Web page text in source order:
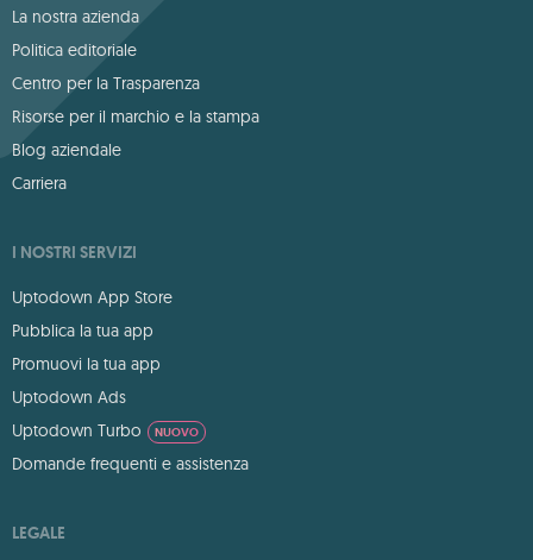
La nostra azienda
Politica editoriale
Centro per la Trasparenza
Risorse per il marchio e la stampa
Blog aziendale
Carriera
I NOSTRI SERVIZI
Uptodown App Store
Pubblica la tua app
Promuovi la tua app
Uptodown Ads
Uptodown Turbo
NUOVO
Domande frequenti e assistenza
LEGALE